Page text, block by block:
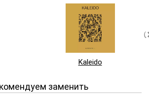
Kaleido
заменить